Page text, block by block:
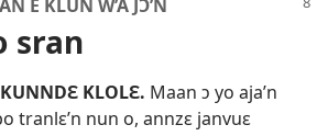
E KLUN W’A JƆ’N
sran
KLOLƐ. Maan ɔ yo aja’n
tranlɛ’n nun o, annzɛ janvuɛ